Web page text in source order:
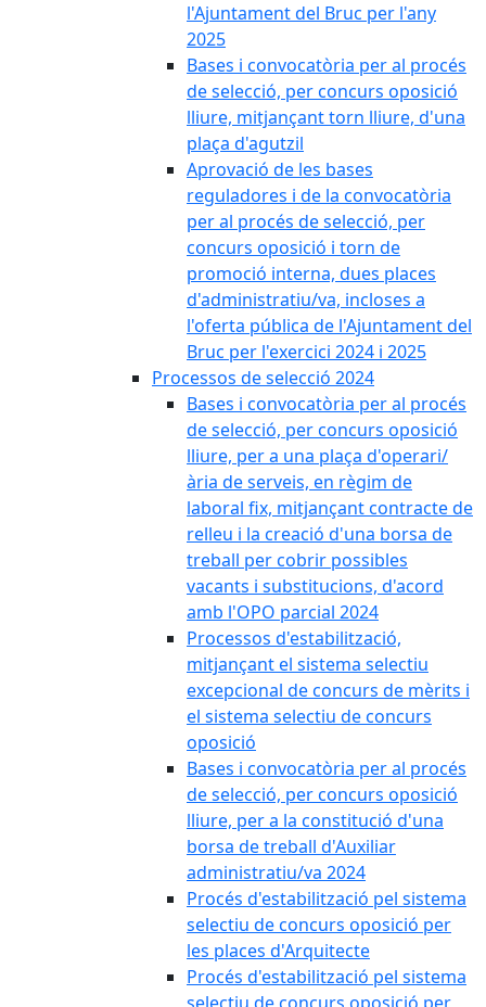
l'Ajuntament del Bruc per l'any
2025
Bases i convocatòria per al procés
de selecció, per concurs oposició
lliure, mitjançant torn lliure, d'una
plaça d'agutzil
Aprovació de les bases
reguladores i de la convocatòria
per al procés de selecció, per
concurs oposició i torn de
promoció interna, dues places
d'administratiu/va, incloses a
l'oferta pública de l'Ajuntament del
Bruc per l'exercici 2024 i 2025
Processos de selecció 2024
Bases i convocatòria per al procés
de selecció, per concurs oposició
lliure, per a una plaça d'operari/
ària de serveis, en règim de
laboral fix, mitjançant contracte de
relleu i la creació d'una borsa de
treball per cobrir possibles
vacants i substitucions, d'acord
amb l'OPO parcial 2024
Processos d'estabilització,
mitjançant el sistema selectiu
excepcional de concurs de mèrits i
el sistema selectiu de concurs
oposició
Bases i convocatòria per al procés
de selecció, per concurs oposició
lliure, per a la constitució d'una
borsa de treball d'Auxiliar
administratiu/va 2024
Procés d'estabilització pel sistema
selectiu de concurs oposició per
les places d'Arquitecte
Procés d'estabilització pel sistema